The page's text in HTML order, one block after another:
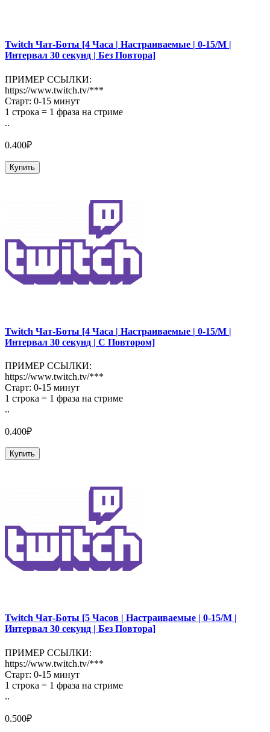
Twitch Чат-Боты [4 Часа | Настраиваемые | 0-15/М |
Интервал 30 секунд | Без Повтора]
ПРИМЕР ССЫЛКИ:
https://www.twitch.tv/***
Старт: 0-15 минут
1 строка = 1 фраза на стриме
..
0.400₽
Купить
Twitch Чат-Боты [4 Часа | Настраиваемые | 0-15/М |
Интервал 30 секунд | С Повтором]
ПРИМЕР ССЫЛКИ:
https://www.twitch.tv/***
Старт: 0-15 минут
1 строка = 1 фраза на стриме
..
0.400₽
Купить
Twitch Чат-Боты [5 Часов | Настраиваемые | 0-15/М |
Интервал 30 секунд | Без Повтора]
ПРИМЕР ССЫЛКИ:
https://www.twitch.tv/***
Старт: 0-15 минут
1 строка = 1 фраза на стриме
..
0.500₽